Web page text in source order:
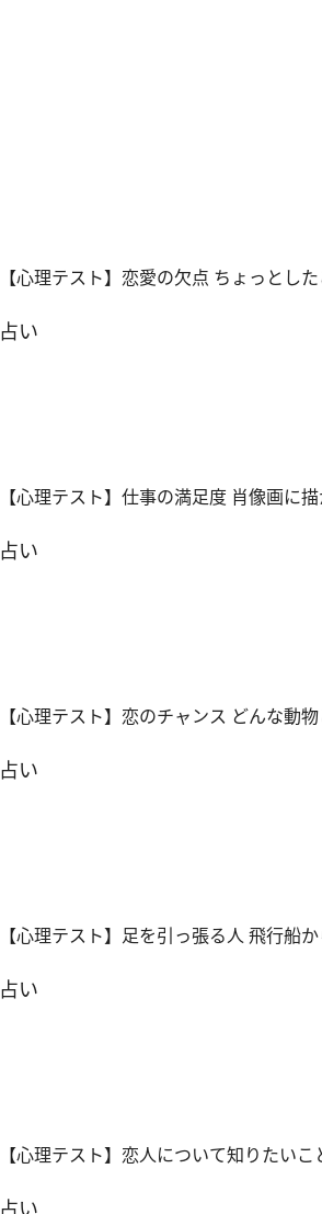
【心理テスト】恋愛の欠点 ちょっとし
占い
【心理テスト】仕事の満足度 肖像画に
占い
【心理テスト】恋のチャンス どんな動
占い
【心理テスト】足を引っ張る人 飛行船
占い
【心理テスト】恋人について知りたい
占い